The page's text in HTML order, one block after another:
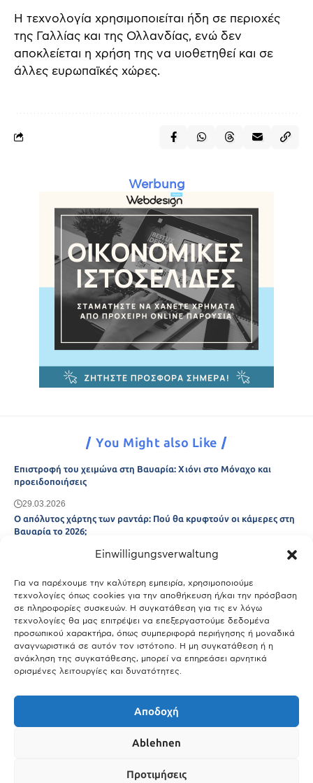
Einwilligungsverwaltung
Για να παρέχουμε την καλύτερη εμπειρία, χρησιμοποιούμε
τεχνολογίες όπως cookies για την αποθήκευση ή/και την πρόσβαση
σε πληροφορίες συσκευών. Η συγκατάθεση για τις εν λόγω
τεχνολογίες θα μας επιτρέψει να επεξεργαστούμε δεδομένα
προσωπικού χαρακτήρα, όπως συμπεριφορά περιήγησης ή μοναδικά
αναγνωριστικά σε αυτόν τον ιστότοπο. Η μη συγκατάθεση ή η
ανάκληση της συγκατάθεσης, μπορεί να επηρεάσει αρνητικά
ορισμένες λειτουργίες και δυνατότητες.
Αποδοχή
Ablehnen
Προτιμήσεις
Η τεχνολογία χρησιμοποιείται ήδη σε περιοχές
της Γαλλίας και της Ολλανδίας, ενώ δεν
αποκλείεται η χρήση της να υιοθετηθεί και σε
άλλες ευρωπαϊκές χώρες.
Werbung
You Might also Like
Επιστροφή του χειμώνα στη Βαυαρία: Χιόνι στο Μόναχο και
προειδοποιήσεις
29.03.2026
Ο απόλυτος χάρτης των ραντάρ: Πού θα κρυφτούν οι κάμερες στη
Βαυαρία το 2026;
Μόναχο;
25.03.2026
Θύελλα χτυπά το Μόναχο: Κίνδυνος από τους ισχυρούς ανέμους
και τις καταιγίδες
25.03.2026